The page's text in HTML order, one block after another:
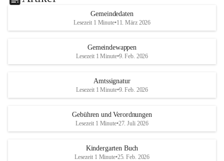
Gemeindedaten
Lesezeit 1 Minute•11. März 2026
Gemeindewappen
Lesezeit 1 Minute•9. Feb. 2026
Amtssignatur
Lesezeit 1 Minute•9. Feb. 2026
Gebühren und Verordnungen
Lesezeit 1 Minute•27. Juli 2026
Kindergarten Buch
Lesezeit 1 Minute•25. Feb. 2026